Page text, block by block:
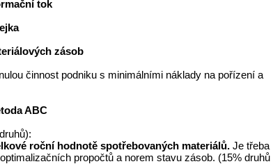
tok
zásob
činnost podniku s minimálními náklady na pořízení a
ABC
roční hodnotě spotřebovaných materiálů. Je třeba
propočtů a norem stavu zásob. (15% druhů